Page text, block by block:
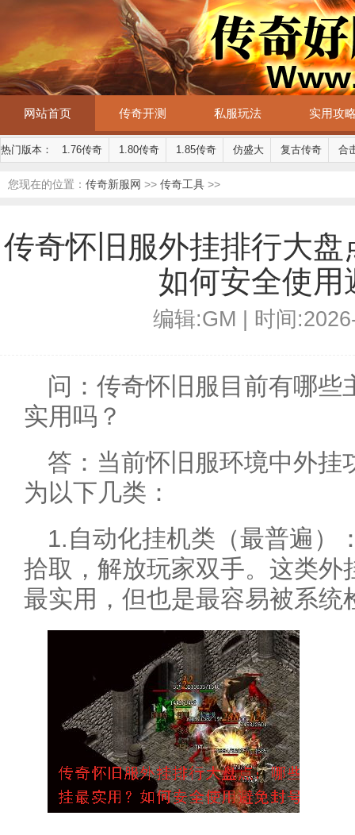
网站首页 传奇开测 私服玩法 实用攻
热门版本： 1.76传奇 1.80传奇 1.85传奇 仿盛大 复古传奇 合
您现在的位置： 传奇新服网 >> 传奇工具 >>
传奇怀旧服外挂排行大
如何安全使用
编辑:GM | 时间
问：传奇怀旧服目前有哪些
实用吗？
答：当前怀旧服环境中外挂
为以下几类：
1.自动化挂机类（最普遍）
拾取，解放玩家双手。这类外
最实用，但也是最容易被系统